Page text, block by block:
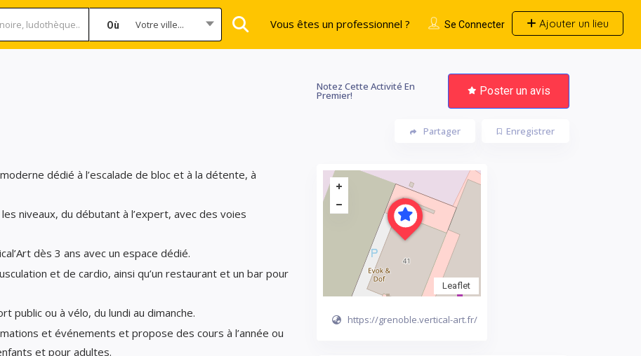
Où Votre ville... Se Connecter Ajouter un lieu
Vous êtes un professionnel ?
Notez Cette Activité En
Premier! Poster un avis
Enregistrer
Partager
dédié à l’escalade de bloc et à la détente, à
niveaux, du débutant à l’expert, avec des voies
dès 3 ans avec un espace dédié.
et de cardio, ainsi qu’un restaurant et un bar pour
public ou à vélo, du lundi au dimanche.
et événements et propose des cours à l’année ou
et pour adultes.
Leaflet
https://grenoble.vertical-art.fr/